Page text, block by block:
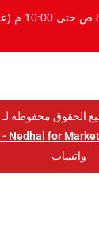
Nedhal for
واتساب